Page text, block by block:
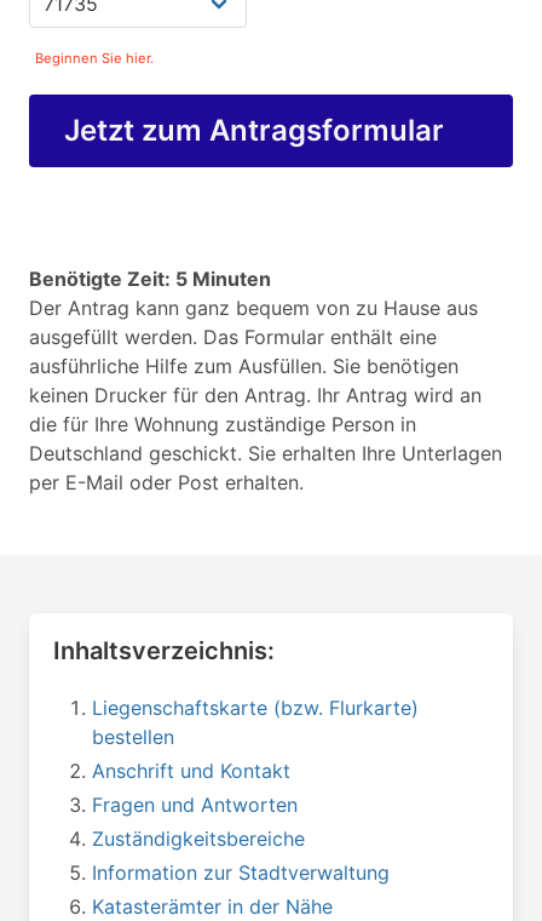
Beginnen Sie hier.
Jetzt zum Antragsformular
Benötigte Zeit: 5 Minuten
Der Antrag kann ganz bequem von zu Hause aus
ausgefüllt werden. Das Formular enthält eine
ausführliche Hilfe zum Ausfüllen. Sie benötigen
keinen Drucker für den Antrag. Ihr Antrag wird an
die für Ihre Wohnung zuständige Person in
Deutschland geschickt. Sie erhalten Ihre Unterlagen
per E-Mail oder Post erhalten.
Inhaltsverzeichnis:
Liegenschaftskarte (bzw. Flurkarte)
bestellen
Anschrift und Kontakt
Fragen und Antworten
Zuständigkeitsbereiche
Information zur Stadtverwaltung
Katasterämter in der Nähe